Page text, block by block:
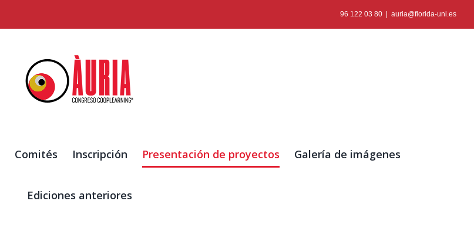
96 122 03 80 auria@florida-uni.es
Comités Inscripción Presentación de proyectos Galería de imágenes
Ediciones anteriores